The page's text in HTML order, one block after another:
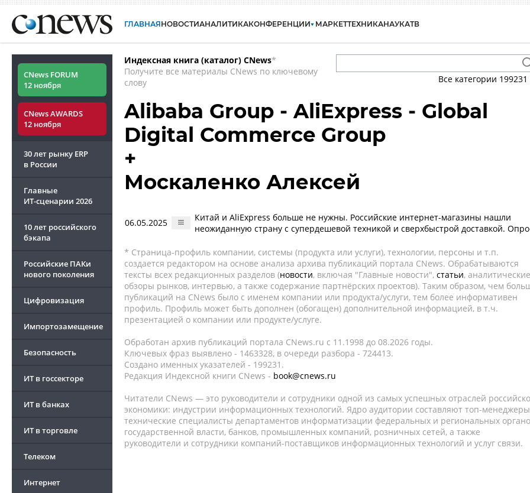
ГЛАВНАЯНОВОСТИАНАЛИТИКАКОНФЕРЕНЦИИ МАРКЕТТЕХНИКАНАУКАТВ
CNews FORUM
12 ноября
CNews AWARDS
12 ноября
30 лет рынку ERP
в России
Главные
ИТ-сценарии 2026
10 лет российского
бэкапа
Российские ПАКи
нового поколения
Цифровизация
Импортозамещение
Безопасность
ИТ в госсекторе
ИТ в банках
ИТ в торговле
Телеком
Интернет
Индексная книга (каталог) CNews*
Получите все материалы CNews по ключевому
слову
Все категории 199231
Alibaba Group - AliExpress - Global
Digital Commerce Group
+
Москаленко Алексей
06.05.2025
Китай и AliExpress больше не нужны. Российские интернет-магазины нашли
неожиданную страну с супердешевой техникой и сверхбыстрой доставкой.
* Страница-профиль компании, системы (продукта или услуги), технологии, персоны и т.п.
создается редактором на основе анализа архива публикаций портала CNews. Обрабатываются
тексты всех редакционных разделов (новости, включая "Главные новости", статьи, аналитические
обзоры рынков, интервью, а также содержание партнёрских проектов). Таким образом, чем
публикаций на CNews было с именем компании или продукта/услуги, тем более информативен
профиль. Профиль может быть дополнен (обогащен) дополнительной информацией, в т.ч.
презентацией о компании или продукте/услуге.
Обработан архив публикаций портала CNews.ru c 11.1998 до 08.2026 годы.
Ключевых фраз выявлено - 1463328, в очереди разбора - 724413.
Создано именных указателей - 199231.
Редакция Индексной книги CNews - book@cnews.ru
Читатели CNews — это руководители и сотрудники одной из самых успешных отраслей
экономики: индустрии информационных технологий. Ядро аудитории составляют топ-
технические специалисты департаментов информатизации федеральных и региональных
государственной власти, банков, промышленных компаний, розничных сетей, а также
руководители и сотрудники компаний-поставщиков информационных технологий и услуг связи.